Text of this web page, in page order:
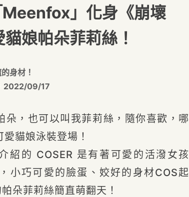
Meenfox」化身《崩壞
娘帕朵菲莉絲！
身材！
2022/09/17
朵，也可以叫我菲莉絲，隨你喜歡，哪
貓娘泳裝登場！
紹的 COSER 是有著可愛的活潑女孩
小巧可愛的臉蛋、姣好的身材COS起
朵菲莉絲簡直萌翻天！